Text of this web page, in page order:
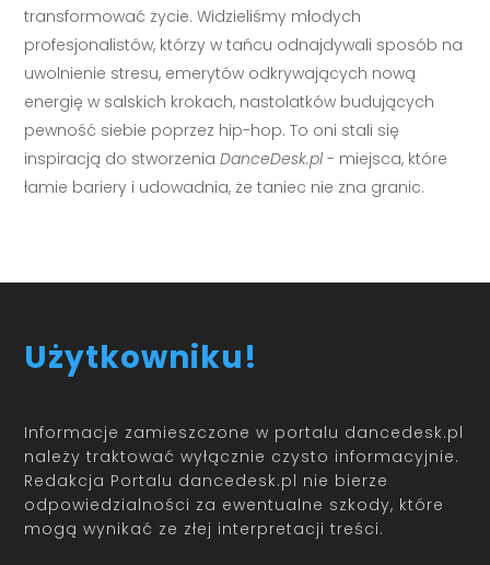
transformować życie. Widzieliśmy młodych
profesjonalistów, którzy w tańcu odnajdywali sposób na
uwolnienie stresu, emerytów odkrywających nową
energię w salskich krokach, nastolatków budujących
pewność siebie poprzez hip-hop. To oni stali się
inspiracją do stworzeniaDanceDesk.pl - miejsca, które
łamie bariery i udowadnia, że taniec nie zna granic.
Użytkowniku!
Informacje zamieszczone w portalu dancedesk.pl
należy traktować wyłącznie czysto informacyjnie.
Redakcja Portalu dancedesk.pl nie bierze
odpowiedzialności za ewentualne szkody, które
mogą wynikać ze złej interpretacji treści.